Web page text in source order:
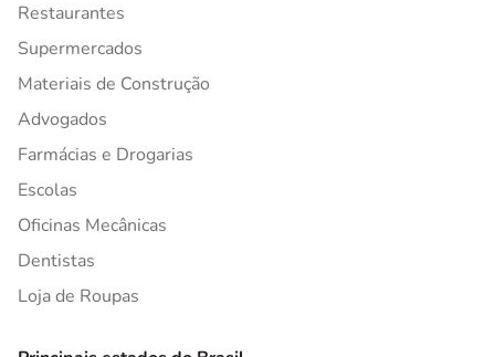
Restaurantes
Supermercados
Materiais de Construção
Advogados
Farmácias e Drogarias
Escolas
Oficinas Mecânicas
Dentistas
Loja de Roupas